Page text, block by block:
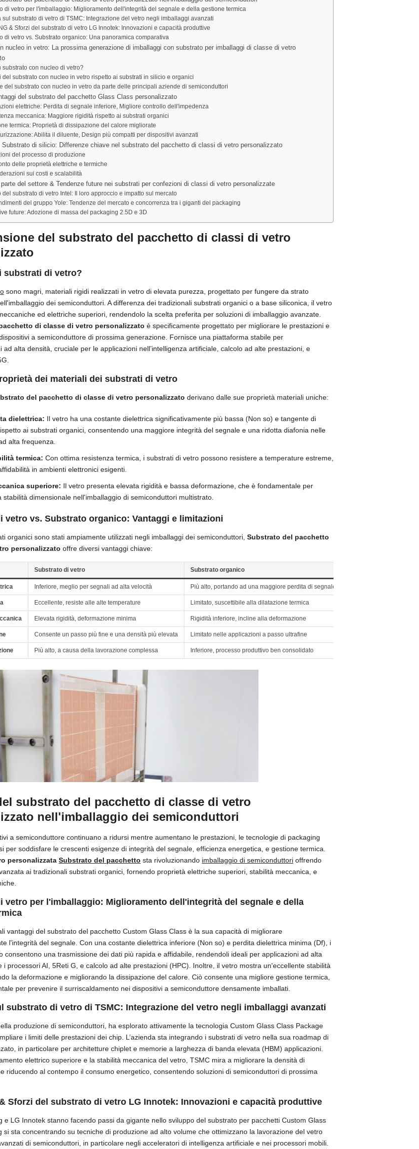
di vetro per l'imballaggio: Miglioramento dell'integrità del segnale e della gestione termica
sul substrato di vetro di TSMC: Integrazione del vetro negli imballaggi avanzati
& Sforzi del substrato di vetro LG Innotek: Innovazioni e capacità produttive
di vetro vs. Substrato organico: Una panoramica comparativa
nucleo in vetro: La prossima generazione di imballaggi con substrato per imballaggi di classe di vetro
substrato con nucleo di vetro?
del substrato con nucleo in vetro rispetto ai substrati in silicio e organici
del substrato con nucleo in vetro da parte delle principali aziende di semiconduttori
del substrato del pacchetto Glass Class personalizzato
elettriche: Perdita di segnale inferiore, Migliore controllo dell'impedenza
meccanica: Maggiore rigidità rispetto ai substrati organici
termica: Proprietà di dissipazione del calore migliorate
Abilita il diluente, Design più compatti per dispositivi avanzati
Substrato di silicio: Differenze chiave nel substrato del pacchetto di classi di vetro personalizzato
del processo di produzione
delle proprietà elettriche e termiche
sui costi e scalabilità
del settore & Tendenze future nei substrati per confezioni di classi di vetro personalizzate
del substrato di vetro Intel: Il loro approccio e impatto sul mercato
del gruppo Yole: Tendenze del mercato e concorrenza tra i giganti del packaging
future: Adozione di massa del packaging 2.5D e 3D
del substrato del pacchetto di classi di vetro
substrati di vetro?
sono magri, materiali rigidi realizzati in vetro di elevata purezza, progettato per fungere da strato
dei semiconduttori. A differenza dei tradizionali substrati organici o a base siliconica, il vetro
ed elettriche superiori, rendendolo la scelta preferita per soluzioni di imballaggio avanzate.
di classe di vetro personalizzato è specificamente progettato per migliorare le prestazioni e
a semiconduttore di prossima generazione. Fornisce una piattaforma stabile per
ad alta densità, cruciale per le applicazioni nell’intelligenza artificiale, calcolo ad alte prestazioni, e
dei materiali dei substrati di vetro
del pacchetto di classe di vetro personalizzato derivano dalle sue proprietà materiali uniche:
dielettrica: Il vetro ha una costante dielettrica significativamente più bassa (Non so) e tangente di
ai substrati organici, consentendo una maggiore integrità del segnale e una ridotta diafonia nelle
alta frequenza.
termica: Con ottima resistenza termica, i substrati di vetro possono resistere a temperature estreme,
in ambienti elettronici esigenti.
superiore: Il vetro presenta elevata rigidità e bassa deformazione, che è fondamentale per
stabilità dimensionale nell'imballaggio di semiconduttori multistrato.
vetro vs. Substrato organico: Vantaggi e limitazioni
organici sono stati ampiamente utilizzati negli imballaggi dei semiconduttori, Substrato del pacchetto
personalizzato offre diversi vantaggi chiave:
Substrato di vetro Substrato organico
Inferiore, meglio per segnali ad alta velocità Più alto, portando ad una maggiore perdita di segnale
Eccellente, resiste alle alte temperature Limitato, suscettibile alla dilatazione termica
Elevata rigidità, deformazione minima Rigidità inferiore, incline alla deformazione
Consente un passo più fine e una densità più elevata Limitato nelle applicazioni a passo ultrafine
Più alto, a causa della lavorazione complessa Inferiore, processo produttivo ben consolidato
substrato del pacchetto di classe di vetro
nell'imballaggio dei semiconduttori
a semiconduttore continuano a ridursi mentre aumentano le prestazioni, le tecnologie di packaging
per soddisfare le crescenti esigenze di integrità del segnale, efficienza energetica, e gestione termica.
personalizzata Substrato del pacchetto sta rivoluzionando imballaggio di semiconduttori offrendo
ai tradizionali substrati organici, fornendo proprietà elettriche superiori, stabilità meccanica, e
vetro per l'imballaggio: Miglioramento dell'integrità del segnale e della
vantaggi del substrato del pacchetto Custom Glass Class è la sua capacità di migliorare
l'integrità del segnale. Con una costante dielettrica inferiore (Non so) e perdita dielettrica minima (Df), i
consentono una trasmissione dei dati più rapida e affidabile, rendendoli ideali per applicazioni ad alta
i processori AI, 5Reti G, e calcolo ad alte prestazioni (HPC). Inoltre, il vetro mostra un'eccellente stabilità
la deformazione e migliorando la dissipazione del calore. Ciò consente una migliore gestione termica,
per prevenire il surriscaldamento nei dispositivi a semiconduttore densamente imballati.
substrato di vetro di TSMC: Integrazione del vetro negli imballaggi avanzati
produzione di semiconduttori, ha esplorato attivamente la tecnologia Custom Glass Class Package
i limiti delle prestazioni dei chip. L’azienda sta integrando i substrati di vetro nella sua roadmap di
in particolare per architetture chiplet e memorie a larghezza di banda elevata (HBM) applicazioni.
elettrico superiore e la stabilità meccanica del vetro, TSMC mira a migliorare la densità di
riducendo al contempo il consumo energetico, consentendo soluzioni di semiconduttori di prossima
Sforzi del substrato di vetro LG Innotek: Innovazioni e capacità produttive
e LG Innotek stanno facendo passi da gigante nello sviluppo del substrato per pacchetti Custom Glass
si sta concentrando su tecniche di produzione ad alto volume che ottimizzano la lavorazione del vetro
di semiconduttori, in particolare negli acceleratori di intelligenza artificiale e nei processori mobili.